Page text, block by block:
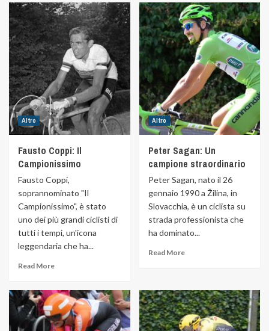
Altro
Fausto Coppi: Il
Campionissimo
Fausto Coppi,
soprannominato "Il
Campionissimo", è stato
uno dei più grandi ciclisti di
tutti i tempi, un'icona
leggendaria che ha...
Read More
Altro
Peter Sagan: Un
campione straordinario
Peter Sagan, nato il 26
gennaio 1990 a Žilina, in
Slovacchia, è un ciclista su
strada professionista che
ha dominato...
Read More